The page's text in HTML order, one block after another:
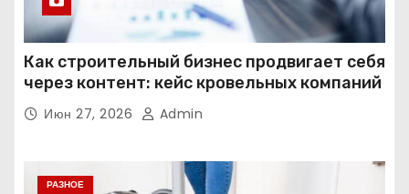
Как строительный бизнес продвигает себя
через контент: кейс кровельных компаний
Июн 27, 2026 Admin
РАЗНОЕ